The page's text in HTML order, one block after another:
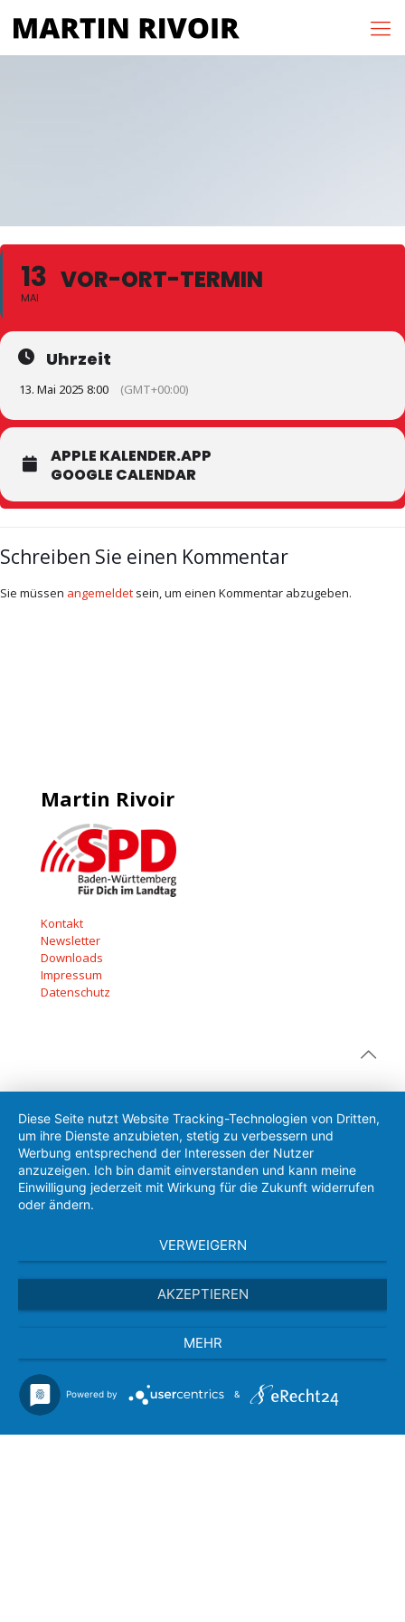
13
MAI
VOR-ORT-TERMIN
Uhrzeit
13. Mai 2025 8:00 (GMT+00:00)
APPLE KALENDER.APP
GOOGLE CALENDAR
Schreiben Sie einen Kommentar
Sie müssen angemeldet sein, um einen Kommentar abzugeben.
Martin Rivoir
Kontakt
Newsletter
Downloads
Impressum
Datenschutz
Diese Seite nutzt Website Tracking-Technologien von Dritten,
um ihre Dienste anzubieten, stetig zu verbessern und
Werbung entsprechend der Interessen der Nutzer
anzuzeigen. Ich bin damit einverstanden und kann meine
Einwilligung jederzeit mit Wirkung für die Zukunft widerrufen
oder ändern.
VERWEIGERN
AKZEPTIEREN
MEHR
Powered by &